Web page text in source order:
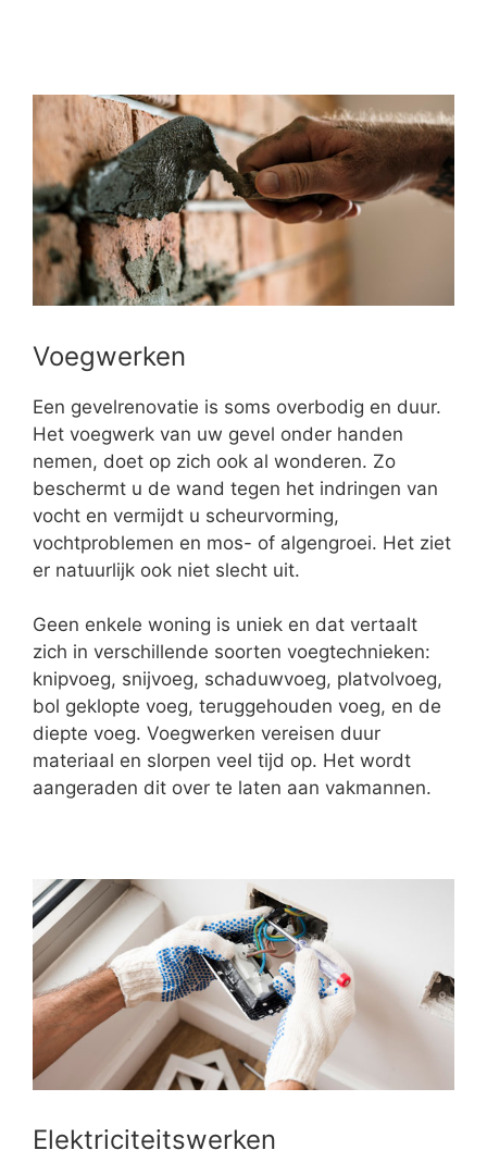
Voegwerken
Een gevelrenovatie is soms overbodig en duur.
Het voegwerk van uw gevel onder handen
nemen, doet op zich ook al wonderen. Zo
beschermt u de wand tegen het indringen van
vocht en vermijdt u scheurvorming,
vochtproblemen en mos- of algengroei. Het ziet
er natuurlijk ook niet slecht uit.
Geen enkele woning is uniek en dat vertaalt
zich in verschillende soorten voegtechnieken:
knipvoeg, snijvoeg, schaduwvoeg, platvolvoeg,
bol geklopte voeg, teruggehouden voeg, en de
diepte voeg. Voegwerken vereisen duur
materiaal en slorpen veel tijd op. Het wordt
aangeraden dit over te laten aan vakmannen.
Elektriciteitswerken